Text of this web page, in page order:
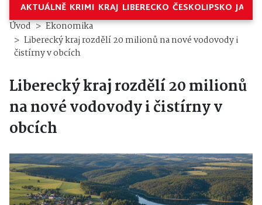
AKTUÁLNĚ KRIMI KRAJ LIBERECKO ČESKOLIPSKO
Úvod
Ekonomika
Liberecký kraj rozdělí 20 milionů na nové vodovody i
čistírny v obcích
Liberecký kraj rozdělí 20 milionů
na nové vodovody i čistírny v
obcích